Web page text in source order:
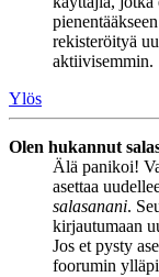
rekisteröityä
aktiivisemmin.
Ylös
Olen hukannut
Älä panikoi!
asettaa
salasanani.
kirjautumaan
Jos et pysty
foorumin